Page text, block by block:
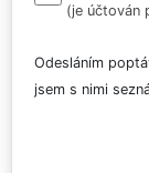
(je účtován
Odesláním
jsem s nimi